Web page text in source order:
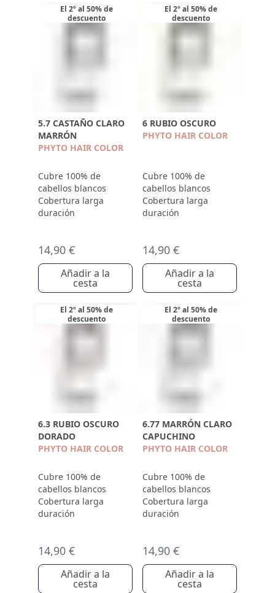
El 2º al 50% de
descuento
5.7 CASTAÑO CLARO
MARRÓN
PHYTO HAIR COLOR
Cubre 100% de
cabellos blancos
Cobertura larga
duración
14,90 €
Añadir a la
cesta
El 2º al 50% de
descuento
6 RUBIO OSCURO
PHYTO HAIR COLOR
Cubre 100% de
cabellos blancos
Cobertura larga
duración
14,90 €
Añadir a la
cesta
El 2º al 50% de
descuento
6.3 RUBIO OSCURO
DORADO
PHYTO HAIR COLOR
Cubre 100% de
cabellos blancos
Cobertura larga
duración
14,90 €
Añadir a la
cesta
El 2º al 50% de
descuento
6.77 MARRÓN CLARO
CAPUCHINO
PHYTO HAIR COLOR
Cubre 100% de
cabellos blancos
Cobertura larga
duración
14,90 €
Añadir a la
cesta